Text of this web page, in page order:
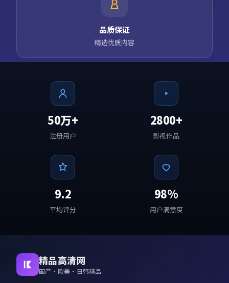
品质保证
精选优质内容
50万+
注册用户
2800+
影视作品
9.2
平均评分
98%
用户满意度
精品高清网
国产·欧美·日韩精品